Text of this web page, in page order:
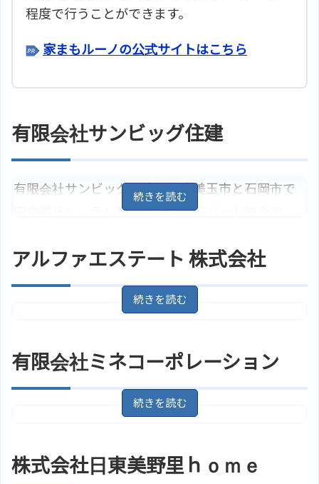
程度で行うことができます。
家まもルーノの公式サイトはこちら
有限会社サンビッグ住建
有限会社サンビッグ住建は、小美玉市と石岡市で
田舎暮らし、テレワーク移住、アパート仲介管
切丁寧なサービスをモットーに、お客様に合わせ
たおすすめの不動産を提案しており、地域に密着
した情報を提供しています。空き家対策や空室対
問い合わせることができます。
住所
羽鳥駅/ＪＲ常磐線より徒歩5分
ホームページ
はこちら
アルファエステート 株式会社
アクセス
羽鳥駅/ＪＲ常磐線
ホームページ アルファエステート 株式会社のサ
イトはこちら
有限会社ミネコーポレーション
アクセス
石岡駅/ＪＲ常磐線 【バス】 15分
新木ノ内より徒歩3分
株式会社日東美野里ｈｏｍｅ